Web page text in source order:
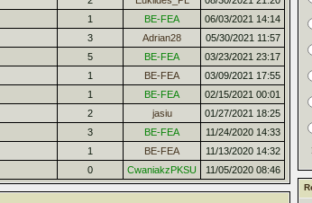
1 BE-FEA
06/03/2021 14:14
3 Adrian28
05/30/2021 11:57
5 BE-FEA
03/23/2021 23:17
1 BE-FEA
03/09/2021 17:55
1 BE-FEA
02/15/2021 00:01
2 jasiu
01/27/2021 18:25
3 BE-FEA
11/24/2020 14:33
1 BE-FEA
11/13/2020 14:32
0 CwaniakzPKSU 11/05/2020 08:46